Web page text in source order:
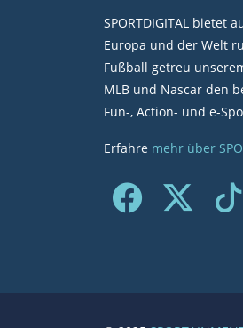
SPORTDIGITAL bietet
Europa und der Welt
Fußball getreu
MLB und Nascar den
Fun-, Action- und e-
Erfahre mehr über